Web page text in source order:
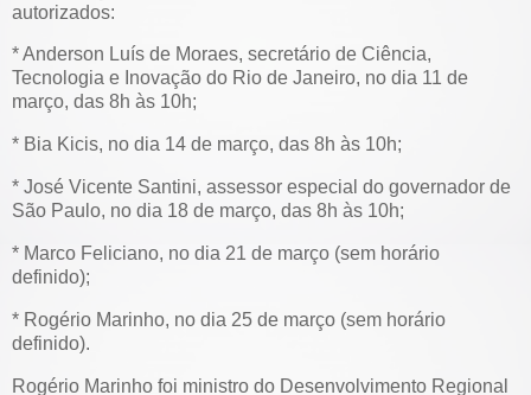
autorizados:
* Anderson Luís de Moraes, secretário de Ciência,
Tecnologia e Inovação do Rio de Janeiro, no dia 11 de
março, das 8h às 10h;
* Bia Kicis, no dia 14 de março, das 8h às 10h;
* José Vicente Santini, assessor especial do governador de
São Paulo, no dia 18 de março, das 8h às 10h;
* Marco Feliciano, no dia 21 de março (sem horário
definido);
* Rogério Marinho, no dia 25 de março (sem horário
definido).
Rogério Marinho foi ministro do Desenvolvimento Regional